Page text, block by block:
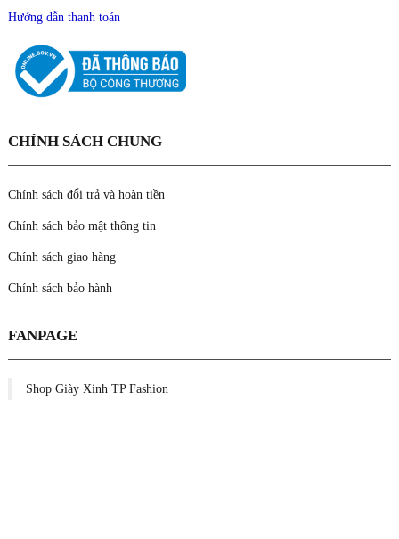
Hướng dẫn thanh toán
CHÍNH SÁCH CHUNG
Chính sách đổi trả và hoàn tiền
Chính sách bảo mật thông tin
Chính sách giao hàng
Chính sách bảo hành
FANPAGE
Shop Giày Xinh TP Fashion